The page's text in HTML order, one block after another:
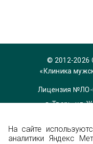
© 2012-2026
«Клиника
Лицензия №ЛО-
г. Тверь, ул.
Телефон 8
На сайте
аналитики Яндекс